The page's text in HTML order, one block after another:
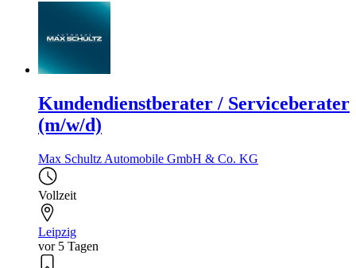
Kundendienstberater / Serviceberater
(m/w/d)
Max Schultz Automobile GmbH & Co. KG
Vollzeit
Leipzig
vor 5 Tagen